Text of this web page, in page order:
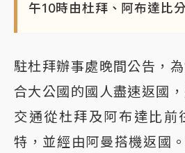
午10時由杜拜、阿布達比
駐杜拜辦事處晚間公告，
合大公國的國人盡速返國
交通從杜拜及阿布達比前
特，並經由阿曼搭機返國